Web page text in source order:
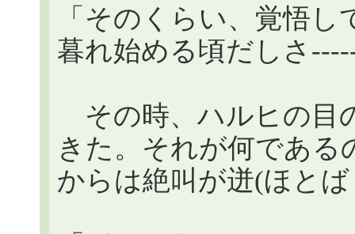
「そのくらい、覚悟
暮れ始める頃だしさ
その時、ハルヒの目
きた。それが何である
からは絶叫が迸(ほと